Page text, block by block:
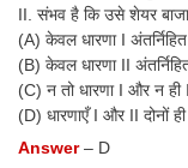
II. संभव है कि उसे शेयर
(A) केवल धारणा I
(B) केवल धारणा II
(C) न तो धारणा I और न ही
(D) धारणाएँ I और II दोनों ही
Answer– D